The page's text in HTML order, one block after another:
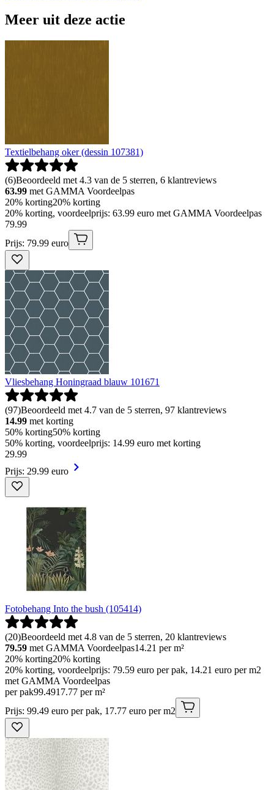
Meer uit deze actie
Textielbehang oker (dessin 107381)
(6)Beoordeeld met 4.3 van de 5 sterren, 6 klantreviews
63.99 met GAMMA Voordeelpas
20% korting20% korting
20% korting, voordeelprijs: 63.99 euro met GAMMA Voordeelpas
79.99
Prijs: 79.99 euro
Vliesbehang Honingraad blauw 101671
(97)Beoordeeld met 4.7 van de 5 sterren, 97 klantreviews
14.99 met korting
50% korting50% korting
50% korting, voordeelprijs: 14.99 euro met korting
29.99
Prijs: 29.99 euro
Fotobehang Into the bush (105414)
(20)Beoordeeld met 4.8 van de 5 sterren, 20 klantreviews
79.59 met GAMMA Voordeelpas14.21 per m²
20% korting20% korting
20% korting, voordeelprijs: 79.59 euro per pak, 14.21 euro per m2
met GAMMA Voordeelpas
per pak99.4917.77 per m²
Prijs: 99.49 euro per pak, 17.77 euro per m2